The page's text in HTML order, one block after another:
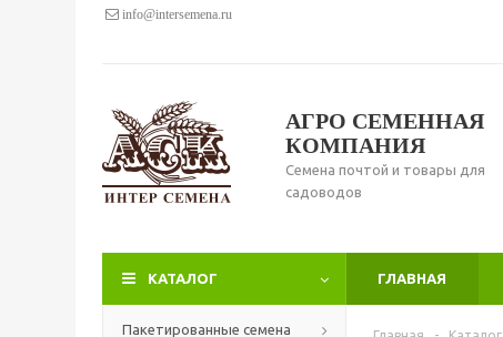
info@intersemena.ru
АГРО СЕМЕННАЯ
КОМПАНИЯ
Семена почтой и товары для
садоводов
КАТАЛОГ ГЛАВНАЯ
Пакетированные семена